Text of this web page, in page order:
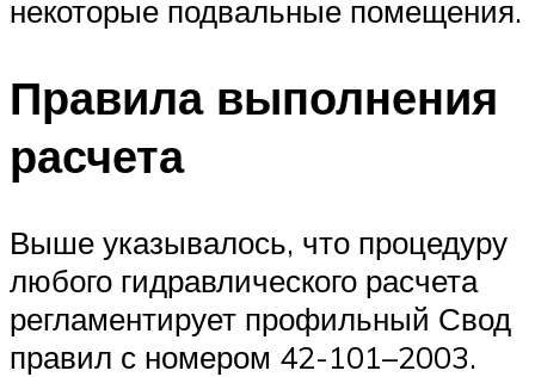
некоторые подвальные помещения.
Правила выполнения
расчета
Выше указывалось, что процедуру
любого гидравлического расчета
регламентирует профильный Свод
правил с номером 42-101–2003.